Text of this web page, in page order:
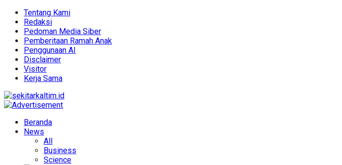
Tentang Kami
Redaksi
Pedoman Media Siber
Pemberitaan Ramah Anak
Penggunaan AI
Disclaimer
Visitor
Kerja Sama
Beranda
News
All
Business
Science